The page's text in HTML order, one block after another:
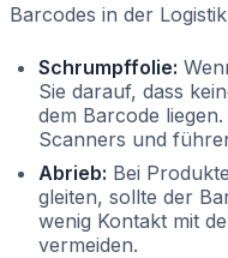
Barcodes in der
Schrumpffolie:
Sie darauf, dass
dem Barcode
Scanners und
Abrieb: Bei
gleiten, sollte der
wenig Kontakt mit
vermeiden.